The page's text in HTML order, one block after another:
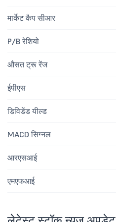
मार्केट कैप सीआर
P/B रेशियो
औसत ट्रू रेंज
ईपीएस
डिविडेंड यील्ड
MACD सिग्नल
आरएसआई
एमएफआई